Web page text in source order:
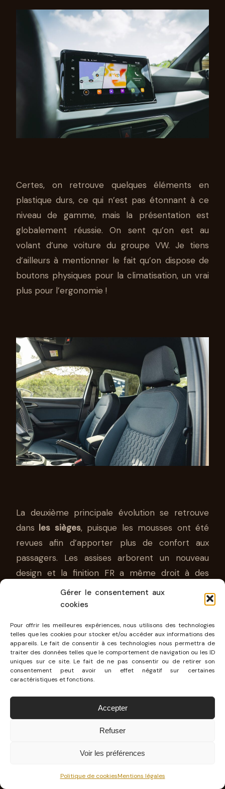
Gérer le consentement aux
cookies
Pour offrir les meilleures expériences, nous utilisons des technologies
telles que les cookies pour stocker et/ou accéder aux informations des
appareils. Le fait de consentir à ces technologies nous permettra de
traiter des données telles que le comportement de navigation ou les ID
uniques sur ce site. Le fait de ne pas consentir ou de retirer son
consentement peut avoir un effet négatif sur certaines
caractéristiques et fonctions.
Accepter
Refuser
Voir les préférences
Politique de cookiesMentions légales
Certes, on retrouve quelques éléments en
plastique durs, ce qui n’est pas étonnant à ce
niveau de gamme, mais la présentation est
globalement réussie. On sent qu’on est au
volant d’une voiture du groupe VW. Je tiens
d’ailleurs à mentionner le fait qu’on dispose de
boutons physiques pour la climatisation, un vrai
plus pour l’ergonomie !
La deuxième principale évolution se retrouve
dans les sièges, puisque les mousses ont été
revues afin d’apporter plus de confort aux
passagers. Les assises arborent un nouveau
design et la finition FR a même droit à des
sièges baquets de série.